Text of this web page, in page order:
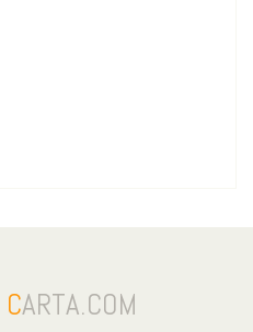
CARTA.COM